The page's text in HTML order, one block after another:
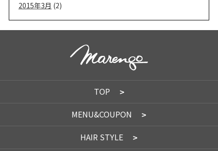
2015年3月 (2)
TOP
MENU&COUPON
HAIR STYLE